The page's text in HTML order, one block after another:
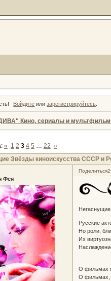
Войдите илизарегистрируйтесь
Кино, сериалы и
Звёзды киноискусства СССР и
« 1 2 3 4 5 … 22 »
Поделиться
Фея
Русские
Но роли,
Их
О фильмах
О фильмах,